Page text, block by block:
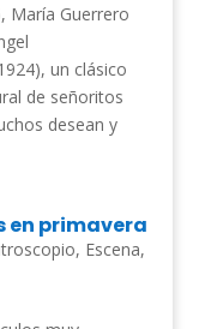
María Guerrero
un clásico
de señoritos
desean y
en primavera
, Escena,